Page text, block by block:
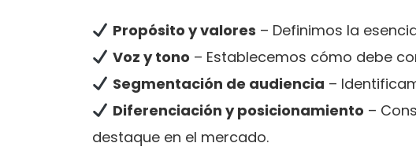
Propósito y valores – Definimos la
Voz y tono – Establecemos cómo debe
Segmentación de audiencia –
Diferenciación y posicionamiento –
destaque en el mercado.